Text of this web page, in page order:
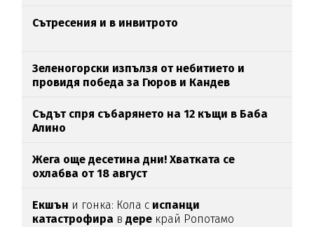
Сътресения и в инвитрото
Зеленогорски изпълзя от небитието и
провидя победа за Гюров и Кандев
Съдът спря събарянето на 12 къщи в Баба
Алино
Жега още десетина дни! Хватката се
охлабва от 18 август
Екшън и гонка: Кола с испанци
катастрофира вдере край Ропотамо